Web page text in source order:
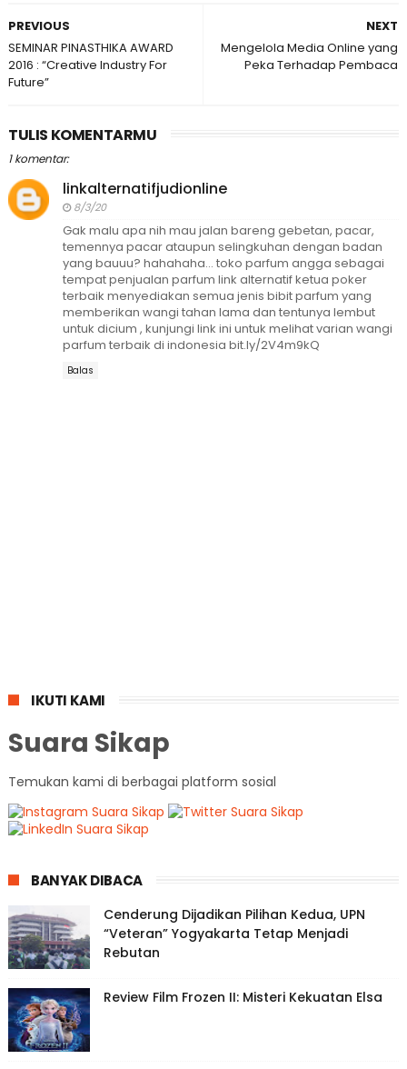
NEXT
Mengelola Media Online yang
Peka Terhadap Pembaca
PREVIOUS
SEMINAR PINASTHIKA AWARD
2016 : “Creative Industry For
Future”
TULIS KOMENTARMU
1 komentar:
linkalternatifjudionline
8/3/20
Gak malu apa nih mau jalan bareng gebetan, pacar,
temennya pacar ataupun selingkuhan dengan badan
yang bauuu? hahahaha… toko parfum angga sebagai
tempat penjualan parfum link alternatif ketua poker
terbaik menyediakan semua jenis bibit parfum yang
memberikan wangi tahan lama dan tentunya lembut
untuk dicium , kunjungi link ini untuk melihat varian wangi
parfum terbaik di indonesia bit.ly/2V4m9kQ
Balas
IKUTI KAMI
Suara Sikap
Temukan kami di berbagai platform sosial
BANYAK DIBACA
Cenderung Dijadikan Pilihan Kedua, UPN
“Veteran” Yogyakarta Tetap Menjadi
Rebutan
Review Film Frozen II: Misteri Kekuatan Elsa